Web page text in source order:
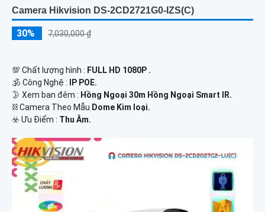
Camera Hikvision DS-2CD2721G0-IZS(C)
30% 7,030,000 ₫
💯 Chất lượng hình : FULL HD 1080P .
🕉️ Công Nghệ :
IP POE.
🌛 Xem ban đêm : Hồng Ngoại 30m Hồng Ngoại Smart IR.
⛓ Camera Theo Mẫu Dome Kim loại.
️☣️ Ưu Điểm : Thu Âm.